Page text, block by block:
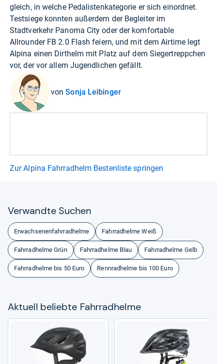
gleich, in welche Pedalistenkategorie er sich einordnet.
Testsiege konnten außerdem der Begleiter im
Stadtverkehr Panoma City oder der komfortable
Allrounder FB 2.0 Flash feiern, und mit dem Airtime legt
Alpina einen Dirthelm mit Platz auf dem Siegertreppchen
vor, der vor allem Jugendlichen gefällt.
vonSonja Leibinger
Zur Alpina Fahrradhelm Bestenliste springen
Ver­wandte Suchen
Erwachsenenfahrradhelme Fahrradhelme Weiß
Fahrradhelme Grün Fahrradhelme Blau Fahrradhelme Gelb
Fahrradhelme bis 50 Euro Rennradhelme bis 100 Euro
Aktu­ell beliebte Fahr­rad­helme